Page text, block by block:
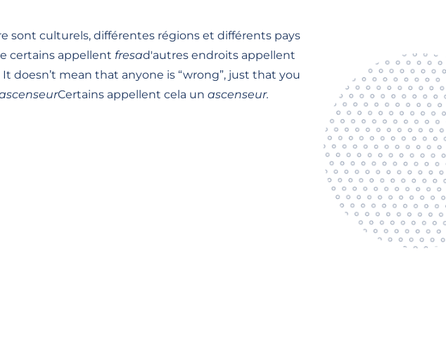
sont culturels, différentes régions et différents pays
certains appellent fresad'autres endroits appellent
doesn’t mean that anyone is “wrong”, just that you
Certains appellent cela un ascenseur.